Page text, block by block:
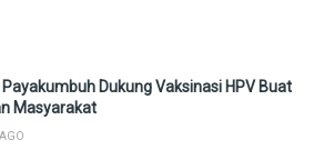
Dukung Vaksinasi HPV Buat
Masyarakat